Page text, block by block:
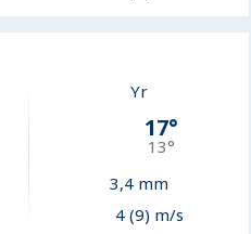
Yr
17°
13°
3,4 mm
4 (9) m/s